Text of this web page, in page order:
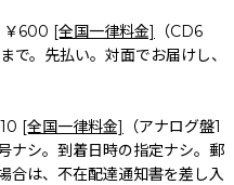
￥600 [全国一律料金]
（CD6
。先払い。対面でお届けし、
[全国一律料金]
（アナログ盤1
ナシ。到着日時の指定ナシ。郵
合は、不在配達通知書を差し入